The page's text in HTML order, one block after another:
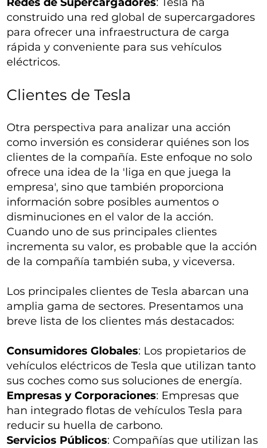
construido una red global de supercargadores
para ofrecer una infraestructura de carga
rápida y conveniente para sus vehículos
eléctricos.
Clientes de Tesla
Otra perspectiva para analizar una acción
como inversión es considerar quiénes son los
clientes de la compañía. Este enfoque no solo
ofrece una idea de la 'liga en que juega la
empresa', sino que también proporciona
información sobre posibles aumentos o
disminuciones en el valor de la acción.
Cuando uno de sus principales clientes
incrementa su valor, es probable que la acción
de la compañía también suba, y viceversa.
Los principales clientes de Tesla abarcan una
amplia gama de sectores. Presentamos una
breve lista de los clientes más destacados:
Consumidores Globales: Los propietarios de
vehículos eléctricos de Tesla que utilizan tanto
sus coches como sus soluciones de energía.
Empresas y Corporaciones: Empresas que
han integrado flotas de vehículos Tesla para
reducir su huella de carbono.
Servicios Públicos: Compañías que utilizan las